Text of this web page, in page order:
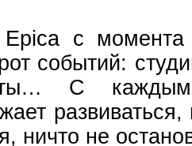
с
событий:
С
ничто не